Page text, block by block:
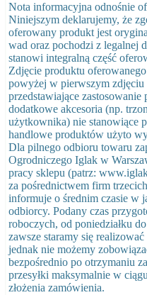
Nota informacyjna odnośnie
Niniejszym deklarujemy, że
oferowany produkt jest
wad oraz pochodzi z legalnej
stanowi integralną część
Zdjęcie produktu
powyżej w pierwszym zdjęciu
przedstawiające
dodatkowe akcesoria (np.
użytkownika) nie stanowiące
handlowe produktów użyto
Dla pilnego odbioru towaru
Ogrodniczego Iglak w
pracy sklepu (patrz:
za pośrednictwem firm
informuje o średnim czasie w
odbiorcy. Podany czas
roboczych, od poniedziałku
zawsze staramy się
jednak nie możemy
bezpośrednio po otrzymaniu
przesyłki maksymalnie w
złożenia zamówienia.